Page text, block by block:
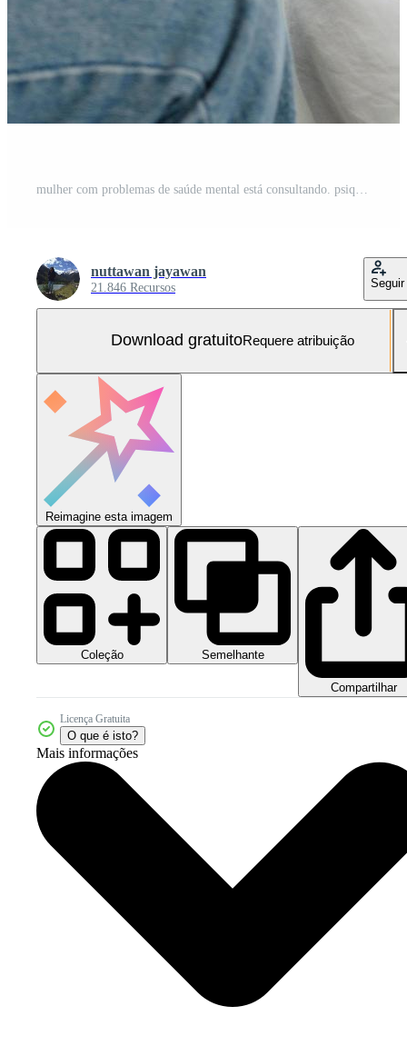
nuttawan jayawan
21.846 Recursos Seguir
Download gratuitoRequere atribuição
Reimagine esta imagem
Coleção Semelhante
Compartilhar
Licença Gratuita
O que é isto?
Mais informações